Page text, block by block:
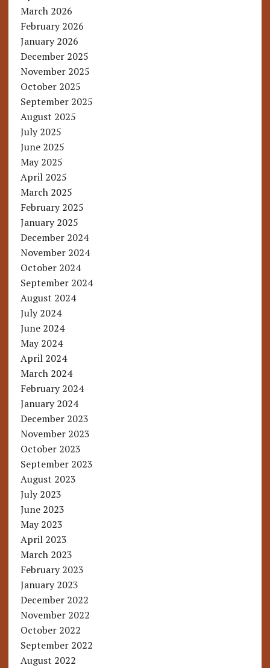
March 2026
February 2026
January 2026
December 2025
November 2025
October 2025
September 2025
August 2025
July 2025
June 2025
May 2025
April 2025
March 2025
February 2025
January 2025
December 2024
November 2024
October 2024
September 2024
August 2024
July 2024
June 2024
May 2024
April 2024
March 2024
February 2024
January 2024
December 2023
November 2023
October 2023
September 2023
August 2023
July 2023
June 2023
May 2023
April 2023
March 2023
February 2023
January 2023
December 2022
November 2022
October 2022
September 2022
August 2022